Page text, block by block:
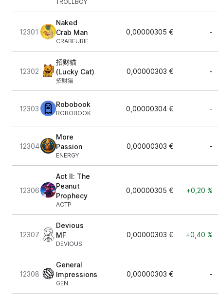
TROLLBOY
12301
Naked
Crab Man
CRABFURIE
0,00000305 € -
12302
招财猫
(Lucky Cat)
招财猫
0,00000303 € -
12303
Robobook
ROBOBOOK
0,00000304 € -
12304
More
Passion
ENERGY
0,00000303 € -
12306
Act II: The
Peanut
Prophecy
ACTP
0,00000305 € +0,20 %
12307
Devious
MF
DEVIOUS
0,00000303 € +0,40 %
12308
General
Impressions
GEN
0,00000303 € -